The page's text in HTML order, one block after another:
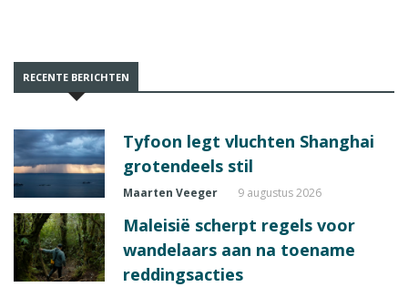
RECENTE BERICHTEN
Tyfoon legt vluchten Shanghai
grotendeels stil
Maarten Veeger 9 augustus 2026
Maleisië scherpt regels voor
wandelaars aan na toename
reddingsacties